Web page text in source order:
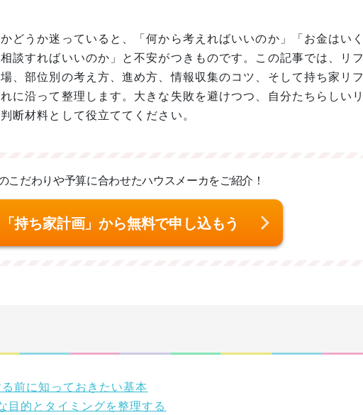
どうか迷っていると、「何から考えればいいのか」「お金はいく
談すればいいのか」と不安がつきものです。この記事では、リフ
、部位別の考え方、進め方、情報収集のコツ、そして持ち家リフ
に沿って整理します。大きな失敗を避けつつ、自分たちらしいリ
断材料として役立ててください。
こだわりや予算に合わせたハウスメーカをご紹介！
「持ち家計画」から無料で申し込もう
前に知っておきたい基本
目的とタイミングを整理する